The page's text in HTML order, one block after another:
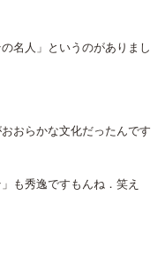
名人」というのがありまし
おらかな文化だったんです
も秀逸ですもんね．笑え